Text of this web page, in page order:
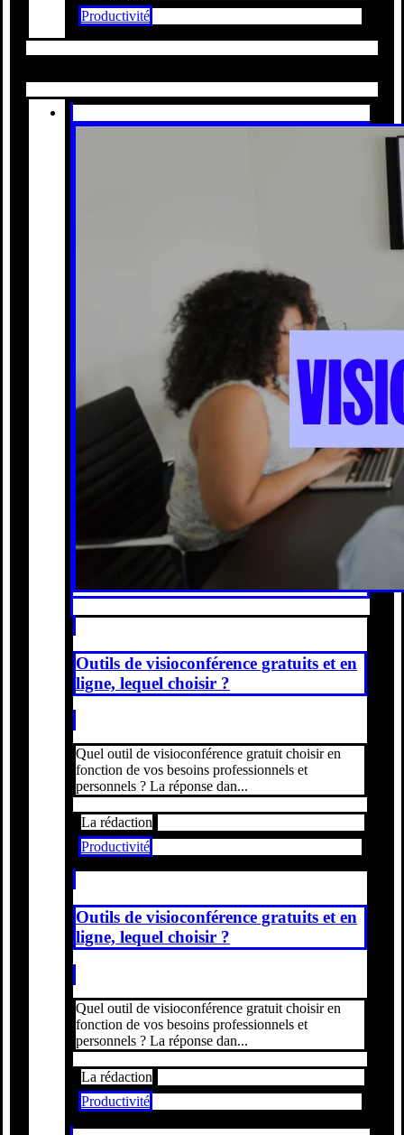
Productivité
Outils de visioconférence gratuits et en
ligne, lequel choisir ?
Quel outil de visioconférence gratuit choisir en
fonction de vos besoins professionnels et
personnels ? La réponse dan...
La rédaction
Productivité
Outils de visioconférence gratuits et en
ligne, lequel choisir ?
Quel outil de visioconférence gratuit choisir en
fonction de vos besoins professionnels et
personnels ? La réponse dan...
La rédaction
Productivité